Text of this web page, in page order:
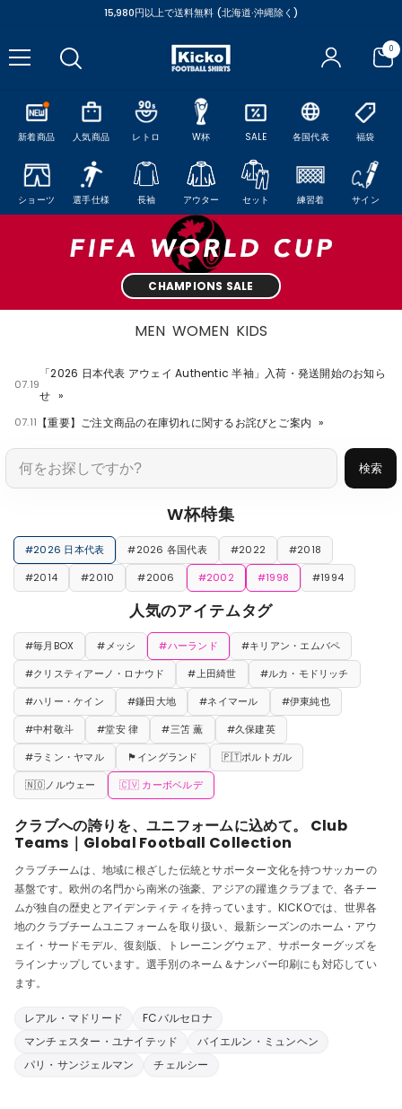
コンテンツにスキップ15,980円以上で送料無料 (北海道·沖縄除く)
00
ア
新着商品 人気商品 レトロ W杯 SALE 各国代表 福袋
ショーツ 選手仕様 長袖 アウター セット 練習着 サイン
CHAMPIONS SALE
MEN WOMEN KIDS
07.19
「2026 日本代表 アウェイ Authentic 半袖」入荷・発送開始のお知ら
せ »
07.11 【重要】ご注文商品の在庫切れに関するお詫びとご案内 »
検索
W杯特集
#2026 日本代表 #2026 各国代表 #2022
#2018
#2014
#2010 #2006 #2002 #1998 #1994
人気のアイテムタグ
#毎月BOX #メッシ #ハーランド
#キリアン・エムバペ
#クリスティアーノ・ロナウド
#上田綺世
#ルカ・モドリッチ
#ハリー・ケイン
#鎌田大地 #ネイマール
#伊東純也
#中村敬斗
#堂安 律 #三笘 薫
#久保建英
#ラミン・ヤマル
🏴󠁧󠁢󠁥󠁮󠁧󠁿イングランド
🇵🇹ポルトガル
🇳🇴ノルウェー
🇨🇻 カーボベルデ
クラブへの誇りを、ユニフォームに込めて。 Club
Teams｜Global Football Collection
クラブチームは、地域に根ざした伝統とサポーター文化を持つサッカーの
基盤です。欧州の名門から南米の強豪、アジアの躍進クラブまで、各チー
ムが独自の歴史とアイデンティティを持っています。KICKOでは、世界各
地のクラブチームユニフォームを取り扱い、最新シーズンのホーム・アウ
ェイ・サードモデル、復刻版、トレーニングウェア、サポーターグッズを
ラインナップしています。選手別のネーム＆ナンバー印刷にも対応してい
ます。
レアル・マドリード
FCバルセロナ
マンチェスター・ユナイテッド
バイエルン・ミュンヘン
パリ・サンジェルマン
チェルシー